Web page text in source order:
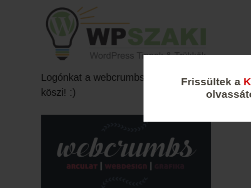
Frissültek a
Logónkat a webcrumbs készítette,
köszi! :)